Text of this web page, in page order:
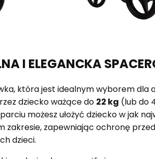
I ELEGANCKA
która jest idealnym wyborem
dziecko ważące do 22 kg (lub do
możesz ułożyć dziecko w jak
zapewniając ochronę
dzieci.